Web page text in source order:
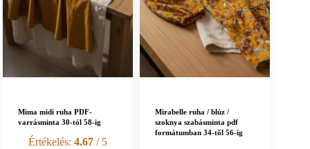
Mima midi ruha PDF-
varrásminta 30-tól 58-ig
Értékelés:4.67 / 5
Mirabelle ruha / blúz /
szoknya szabásminta pdf
formátumban 34-től 56-ig